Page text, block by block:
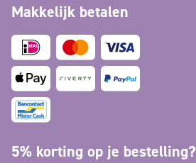
Makkelijk betalen
5% korting op je bestelling?